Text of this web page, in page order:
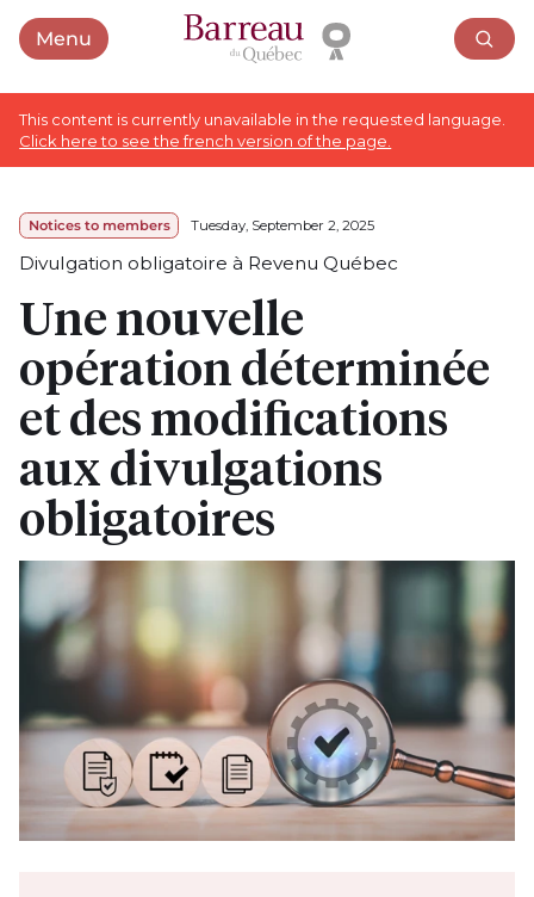
MenuOpen menu
This content is currently unavailable in the requested language.
Click here to see the french version of the page.
Notices to members Tuesday, September 2, 2025
Divulgation obligatoire à Revenu Québec
Une nouvelle
opération déterminée
et des modifications
aux divulgations
obligatoires